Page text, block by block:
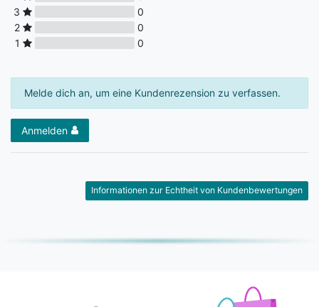
3
0
2
0
1
0
Melde dich an, um eine Kundenrezension zu verfassen.
Anmelden
Informationen zur Echtheit von Kundenbewertungen